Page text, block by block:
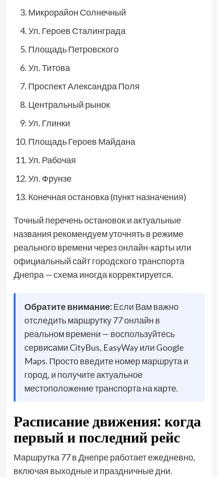
Микрорайон Солнечный
Ул. Героев Сталинграда
Площадь Петровского
Ул. Титова
Проспект Александра Поля
Центральный рынок
Ул. Глинки
Площадь Героев Майдана
Ул. Рабочая
Ул. Фрунзе
Конечная остановка (пункт назначения)
Точный перечень остановок и актуальные
названия рекомендуем уточнять в режиме
реального времени через онлайн-карты или
официальный сайт городского транспорта
Днепра — схема иногда корректируется.
Обратите внимание:Если Вам важно
отследить маршрутку 77 онлайн в
реальном времени — воспользуйтесь
сервисами CityBus, EasyWay или Google
Maps. Просто введите номер маршрута и
город, и получите актуальное
местоположение транспорта на карте.
Расписание движения: когда
первый и последний рейс
Маршрутка 77 в Днепре работает ежедневно,
включая выходные и праздничные дни.